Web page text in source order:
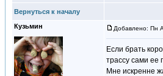
Вернуться к началу
Кузьмин
Добавлено: Пн
Если брать
трассу сами ее
Мне искренне